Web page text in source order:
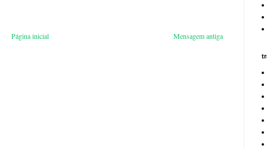
Mensagem antiga
Página inicial